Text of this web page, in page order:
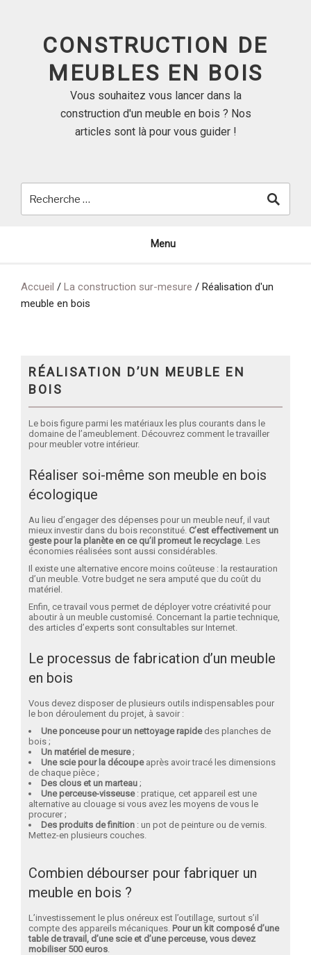
CONSTRUCTION DE
MEUBLES EN BOIS
Vous souhaitez vous lancer dans la
construction d'un meuble en bois ? Nos
articles sont là pour vous guider !
Menu
Accueil / La construction sur-mesure / Réalisation d'un
meuble en bois
RÉALISATION D’UN MEUBLE EN
BOIS
Le bois figure parmi les matériaux les plus courants dans le
domaine de l’ameublement. Découvrez comment le travailler
pour meubler votre intérieur.
Réaliser soi-même son meuble en bois
écologique
Au lieu d’engager des dépenses pour un meuble neuf, il vaut
mieux investir dans du bois reconstitué. C’est effectivement un
geste pour la planète en ce qu’il promeut le recyclage. Les
économies réalisées sont aussi considérables.
Il existe une alternative encore moins coûteuse : la restauration
d’un meuble. Votre budget ne sera amputé que du coût du
matériel.
Enfin, ce travail vous permet de déployer votre créativité pour
aboutir à un meuble customisé. Concernant la partie technique,
des articles d’experts sont consultables sur Internet.
Le processus de fabrication d’un meuble
en bois
Vous devez disposer de plusieurs outils indispensables pour
le bon déroulement du projet, à savoir :
Une ponceuse pour un nettoyage rapidedes planches de
bois ;
Un matériel de mesure;
Une scie pour la découpeaprès avoir tracé les dimensions
de chaque pièce ;
Des clous et un marteau ;
Une perceuse-visseuse: pratique, cet appareil est une
alternative au clouage si vous avez les moyens de vous le
procurer ;
Des produits de finition : un pot de peinture ou de vernis.
Mettez-en plusieurs couches.
Combien débourser pour fabriquer un
meuble en bois ?
L’investissement le plus onéreux est l’outillage, surtout s’il
compte des appareils mécaniques. Pour un kit composé d’une
table de travail, d’une scie et d’une perceuse, vous devez
mobiliser 500 euros